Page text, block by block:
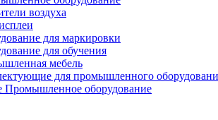
воздуха
для маркировки
для обучения
мебель
для промышленного
Промышленное оборудование